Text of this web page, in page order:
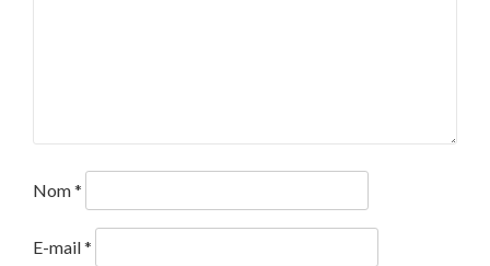
Nom*
E-mail*